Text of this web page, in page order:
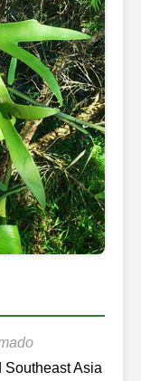
Southeast Asia